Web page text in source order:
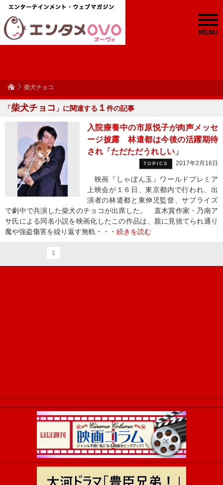
MENU
柴犬チョコ
「柴犬チョコ 」に関連する １ 件の記事
入院療養中の市原悦子が肉声メッセ
ージ披露 林遣都は今後の活躍期待
され「ただただうれしい」
TOPICS 2017年2月16日
映画『しゃぼん玉』ワールドプレミア
上映会が１６日、東京都内で行われ、出
演者の林遣都と東伸児監督、サプライズ
で劇中で共演した柴犬のチョコが出席した。 直木賞作家・乃南ア
サ氏による同名小説を映画化したこの作品は、親に見捨てられ通り
魔や強盗傷害を繰り返す無軌・・・ 続きを読む
1